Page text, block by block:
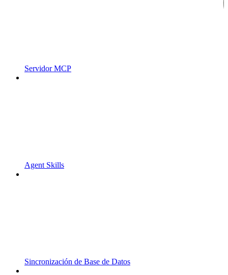
Servidor MCP
Agent Skills
Sincronización de Base de Datos